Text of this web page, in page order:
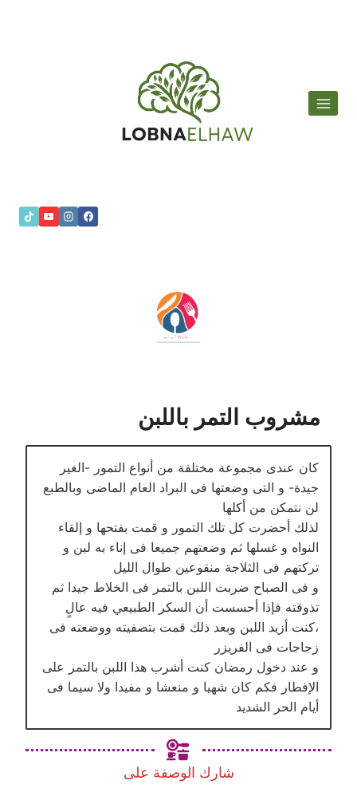
مشروب التمر باللبن
كان عندى مجموعة مختلفة من أنواع التمور -الغير
جيدة- و التى وضعتها فى البراد العام الماضى وبالطبع
لن نتمكن من أكلها
لذلك أحضرت كل تلك التمور و قمت بفتحها و إلقاء
النواه و غسلها ثم وضعتهم جميعا فى إناء به لبن و
تركتهم فى الثلاجة منقوعين طوال الليل
و فى الصباح ضربت اللبن بالتمر فى الخلاط جيدا ثم
تذوقته فإذا أحسست أن السكر الطبيعي فيه عالٍ
،كنت أزيد اللبن وبعد ذلك قمت بتصفيته ووضعته فى
زجاجات فى الفريزر
و عند دخول رمضان كنت أشرب هذا اللبن بالتمر على
اﻹفطار فكم كان شهيا و منعشا و مفيدا ولا سيما فى
أيام الحر الشديد
شارك الوصفة على